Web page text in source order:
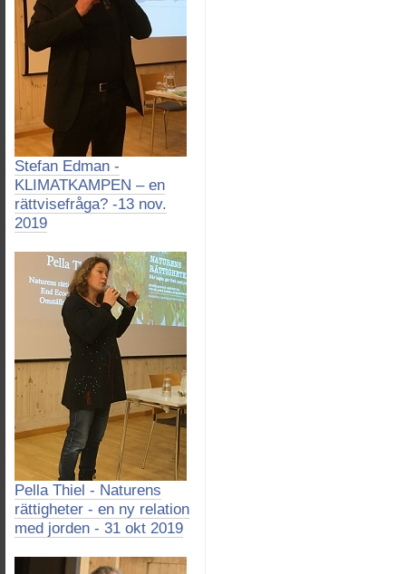
Stefan Edman -
KLIMATKAMPEN – en
rättvisefråga? -13 nov.
2019
Pella Thiel - Naturens
rättigheter - en ny relation
med jorden - 31 okt 2019